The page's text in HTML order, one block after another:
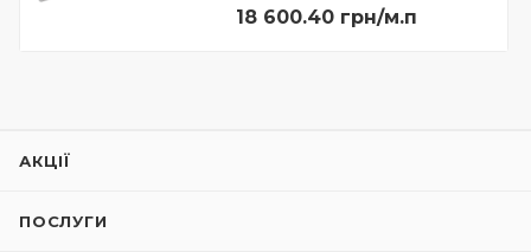
18 600.40 грн/м.п
АКЦІЇ
ПОСЛУГИ